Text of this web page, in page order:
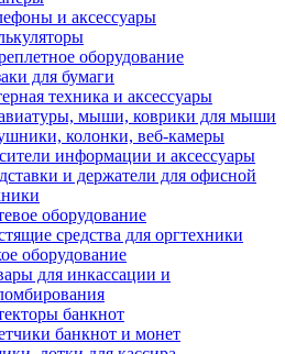
и аксессуары
оборудование
для бумаги
техника и аксессуары
мыши, коврики для мыши
колонки, веб-камеры
информации и аксессуары
и держатели для офисной
оборудование
средства для оргтехники
оборудование
для инкассации и
банкнот
банкнот и монет